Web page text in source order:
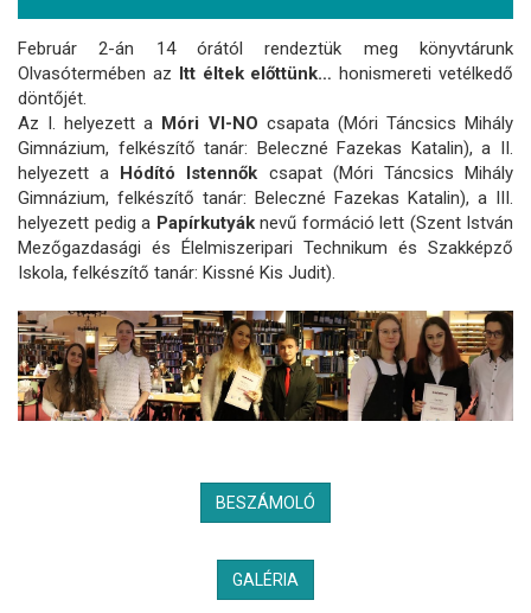
Február 2-án 14 órától rendeztük meg könyvtárunk
Olvasótermében az Itt éltek előttünk… honismereti vetélkedő
döntőjét.
Az I. helyezett a Móri VI-NO csapata (Móri Táncsics Mihály
Gimnázium, felkészítő tanár: Beleczné Fazekas Katalin), a II.
helyezett a Hódító Istennők csapat (Móri Táncsics Mihály
Gimnázium, felkészítő tanár: Beleczné Fazekas Katalin), a III.
helyezett pedig a Papírkutyák nevű formáció lett (Szent István
Mezőgazdasági és Élelmiszeripari Technikum és Szakképző
Iskola, felkészítő tanár: Kissné Kis Judit).
BESZÁMOLÓ
GALÉRIA